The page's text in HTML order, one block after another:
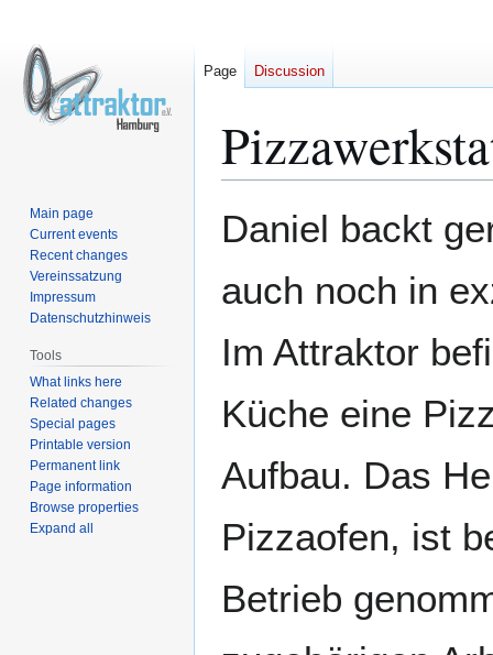
Daniel backt
auch noch in
Im Attraktor
Küche eine
Aufbau. Das
Pizzaofen, ist
Betrieb
Page Discussion
Main page
Current events
Recent changes
Vereinssatzung
Impressum
Datenschutzhinweis
Tools
What links here
Related changes
Special pages
Printable version
Permanent link
Page information
Browse properties
Expand all